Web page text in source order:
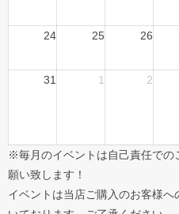
24 25 26
31 1 2
※毎月のイベントは自己責任での
願い致します！
イベントは当店ご購入のお客様